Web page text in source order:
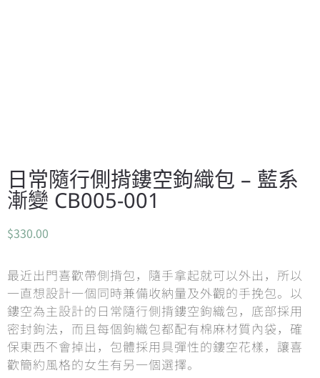
日常隨行側揹鏤空鉤織包 – 藍系
漸變 CB005-001
$330.00
最近出門喜歡帶側揹包，隨手拿起就可以外出，所以
一直想設計一個同時兼備收納量及外觀的手挽包。以
鏤空為主設計的日常隨行側揹鏤空鉤織包，底部採用
密封鉤法，而且每個鉤織包都配有棉麻材質內袋，確
保東西不會掉出，包體採用具彈性的鏤空花樣，讓喜
歡簡約風格的女生有另一個選擇。